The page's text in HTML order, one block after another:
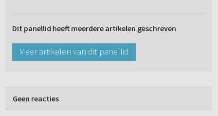
Dit panellid heeft meerdere artikelen geschreven
Meer artikelen van dit panellid
Geen reacties